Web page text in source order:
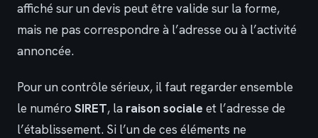
affiché sur un devis peut être valide sur la forme,
mais ne pas correspondre à l’adresse ou à l’activité
annoncée.
Pour un contrôle sérieux, il faut regarder ensemble
le numéro SIRET, la raison sociale et l’adresse de
l’établissement. Si l’un de ces éléments ne